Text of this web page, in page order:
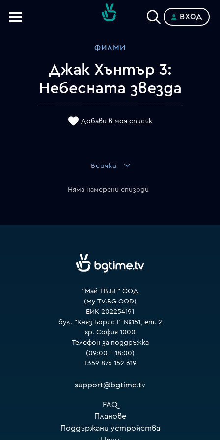
Планове
ВХОД
ФИЛМИ
Джак Хънтър 3:
Небесната звезда
Добави в моя списък
Всички
Няма намерени епизоди
"Май ТВ.БГ" ООД
(My TV.BG OOD)
ЕИК 202254191
бул. "Княз Борис I" №151, ет. 2
гр. София 1000
Телефон за поддръжка
(09:00 – 18:00)
+359 876 152 619
support@bgtime.tv
FAQ
Планове
Поддържани устройства